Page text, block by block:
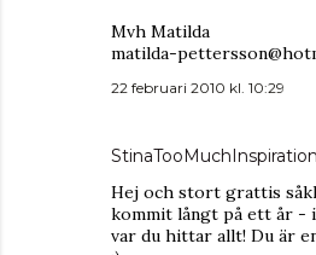
Mvh Matilda
matilda-
22 februari 2010 kl. 10:29
StinaTooMuchInspiration
Hej och stort grattis
kommit långt på ett år -
var du hittar allt! Du är